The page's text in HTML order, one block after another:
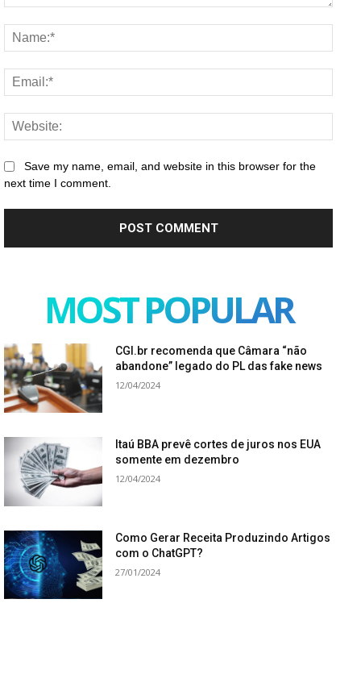
Save my name, email, and website in this browser for the
next time I comment.
MOST POPULAR
CGI.br recomenda que Câmara “não
abandone” legado do PL das fake news
12/04/2024
Itaú BBA prevê cortes de juros nos EUA
somente em dezembro
12/04/2024
Como Gerar Receita Produzindo Artigos
com o ChatGPT?
27/01/2024